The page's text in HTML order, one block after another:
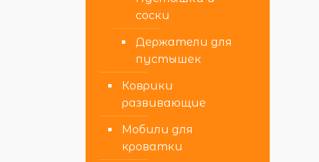
соски
Держатели для
пустышек
Коврики
развивающие
Мобили для
кроватки